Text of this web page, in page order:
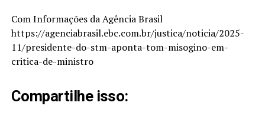
Com Informações da Agência Brasil
https://agenciabrasil.ebc.com.br/justica/noticia/2025-
11/presidente-do-stm-aponta-tom-misogino-em-
critica-de-ministro
Compartilhe isso: